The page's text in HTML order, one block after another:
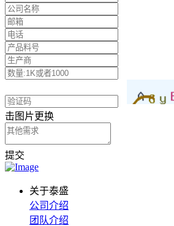
击图片更换
提交
关于泰盛
公司介绍
团队介绍